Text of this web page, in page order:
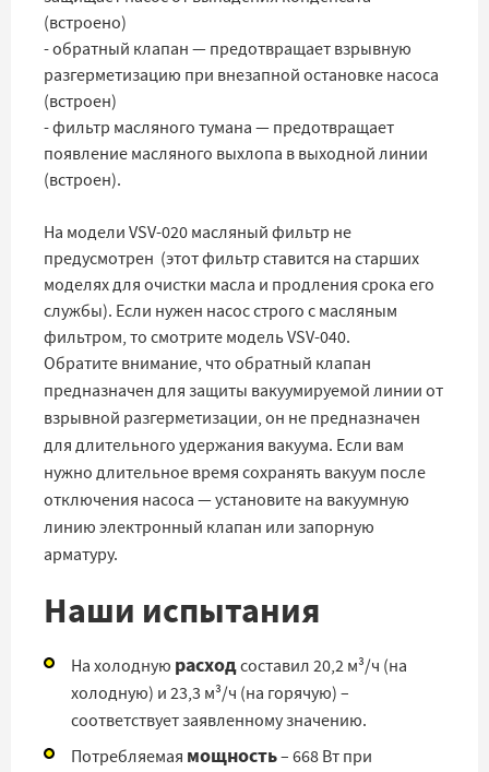
(встроено)
- обратный клапан — предотвращает взрывную
разгерметизацию при внезапной остановке насоса
(встроен)
- фильтр масляного тумана — предотвращает
появление масляного выхлопа в выходной линии
(встроен).
На модели VSV-020 масляный фильтр не
предусмотрен (этот фильтр ставится на старших
моделях для очистки масла и продления срока его
службы). Если нужен насос строго с масляным
фильтром, то смотрите модель VSV-040.
Обратите внимание, что обратный клапан
предназначен для защиты вакуумируемой линии от
взрывной разгерметизации, он не предназначен
для длительного удержания вакуума. Если вам
нужно длительное время сохранять вакуум после
отключения насоса — установите на вакуумную
линию электронный клапан или запорную
арматуру.
Наши испытания
На холодную расходсоставил 20,2 м³/ч (на
холодную) и 23,3 м³/ч (на горячую) –
соответствует заявленному значению.
Потребляемая мощность– 668 Вт при